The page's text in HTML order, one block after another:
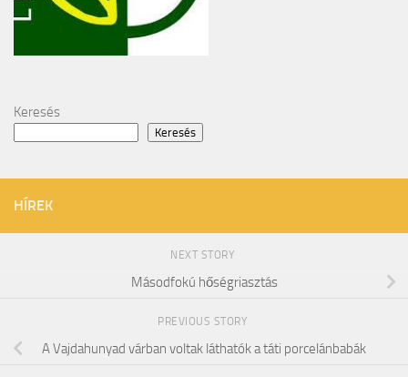
Keresés
Keresés
HÍREK
NEXT STORY
Másodfokú hőségriasztás
PREVIOUS STORY
A Vajdahunyad várban voltak láthatók a táti porcelánbabák